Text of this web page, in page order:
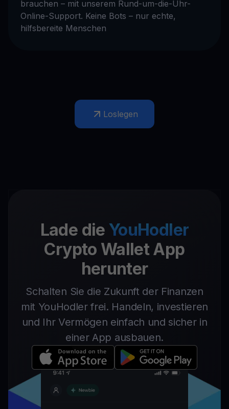
brauchen – mit unserem Rund-um-die-Uhr-
Online-Support. Keine Bots – nur echte,
hilfsbereite Menschen
Loslegen
Lade die YouHodler
Crypto Wallet App
herunter
Schalten Sie die Zukunft der Finanzen
mit YouHodler frei. Handeln, investieren
und Ihr Vermögen einfach und sicher in
einer App ausbauen.